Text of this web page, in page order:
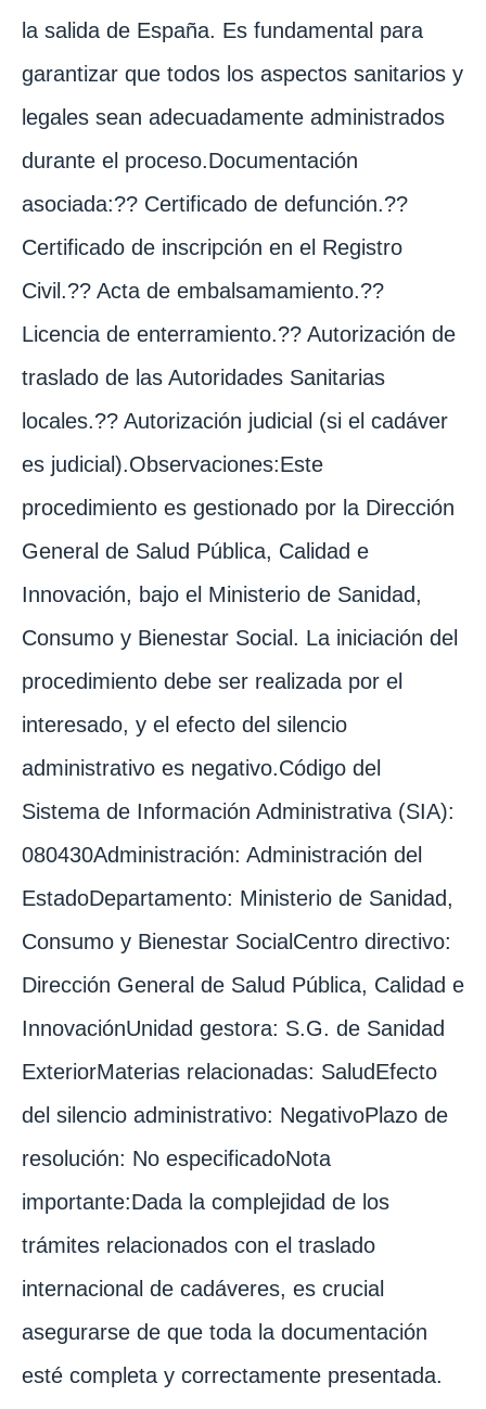
la salida de España. Es fundamental para
garantizar que todos los aspectos sanitarios y
legales sean adecuadamente administrados
durante el proceso.Documentación
asociada:?? Certificado de defunción.??
Certificado de inscripción en el Registro
Civil.?? Acta de embalsamamiento.??
Licencia de enterramiento.?? Autorización de
traslado de las Autoridades Sanitarias
locales.?? Autorización judicial (si el cadáver
es judicial).Observaciones:Este
procedimiento es gestionado por la Dirección
General de Salud Pública, Calidad e
Innovación, bajo el Ministerio de Sanidad,
Consumo y Bienestar Social. La iniciación del
procedimiento debe ser realizada por el
interesado, y el efecto del silencio
administrativo es negativo.Código del
Sistema de Información Administrativa (SIA):
080430Administración: Administración del
EstadoDepartamento: Ministerio de Sanidad,
Consumo y Bienestar SocialCentro directivo:
Dirección General de Salud Pública, Calidad e
InnovaciónUnidad gestora: S.G. de Sanidad
ExteriorMaterias relacionadas: SaludEfecto
del silencio administrativo: NegativoPlazo de
resolución: No especificadoNota
importante:Dada la complejidad de los
trámites relacionados con el traslado
internacional de cadáveres, es crucial
asegurarse de que toda la documentación
esté completa y correctamente presentada.